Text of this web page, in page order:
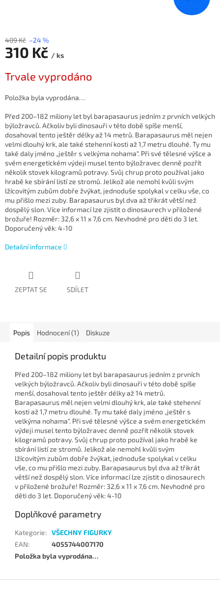
409 Kč –24 %
310 Kč / ks
cena:
Trvale vyprodáno
Položka byla vyprodána…
Před 200–182 miliony let byl barapasaurus jedním z prvních velkých
býložravců. Ačkoliv byli dinosauři v této době spíše menší,
dosahoval tento ještěr délky až 14 metrů. Barapasaurus měl nejen
velmi dlouhý krk, ale také stehenní kosti až 1,7 metru dlouhé. Ty mu
také daly jméno „ještěr s velkýma nohama“. Při své tělesné výšce a
svém energetickém výdeji musel tento býložravec denně pozřít
několik stovek kilogramů potravy. Svůj chrup proto používal jako
hrabě ke sbírání listí ze stromů. Jelikož ale nemohl kvůli svým
lžícovitým zubům dobře žvýkat, jednoduše spolykal v celku vše, co
mu přišlo mezi zuby. Barapasaurus byl dva až třikrát větší než
dospělý slon. Více informací lze zjistit o dinosaurech v přiložené
brožuře! Rozměr: 32,6 x 11 x 7,6 cm. Nevhodné pro děti do 3 let.
Doporučený věk: 4-10
Detailní informace
ZEPTAT SE SDÍLET
Popis Hodnocení (1) Diskuze
Detailní popis produktu
Před 200–182 miliony let byl barapasaurus jedním z prvních
velkých býložravců. Ačkoliv byli dinosauři v této době spíše
menší, dosahoval tento ještěr délky až 14 metrů.
Barapasaurus měl nejen velmi dlouhý krk, ale také stehenní
kosti až 1,7 metru dlouhé. Ty mu také daly jméno „ještěr s
velkýma nohama“. Při své tělesné výšce a svém energetickém
výdeji musel tento býložravec denně pozřít několik stovek
kilogramů potravy. Svůj chrup proto používal jako hrabě ke
sbírání listí ze stromů. Jelikož ale nemohl kvůli svým
lžícovitým zubům dobře žvýkat, jednoduše spolykal v celku
vše, co mu přišlo mezi zuby. Barapasaurus byl dva až třikrát
větší než dospělý slon. Více informací lze zjistit o dinosaurech
v přiložené brožuře! Rozměr: 32,6 x 11 x 7,6 cm. Nevhodné pro
děti do 3 let. Doporučený věk: 4-10
Doplňkové parametry
Kategorie: VŠECHNY FIGURKY
EAN:
4055744007170
Položka byla vyprodána…